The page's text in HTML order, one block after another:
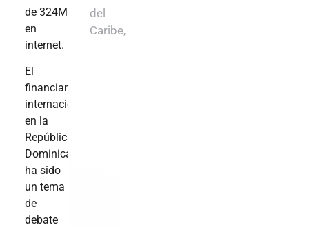
de 324M
en
internet.
El
financiamiento
internacional
en la
República
Dominicana
ha sido
un tema
de
debate
del
Caribe,